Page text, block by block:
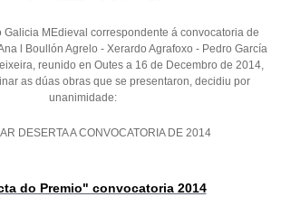
Galicia MEdieval correspondente á convocatoria de
l Boullón Agrelo - Xerardo Agrafoxo - Pedro García
reunido en Outes a 16 de Decembro de 2014,
as dúas obras que se presentaron, decidiu por
unanimidade:
DESERTA A CONVOCATORIA DE 2014
do Premio" convocatoria 2014